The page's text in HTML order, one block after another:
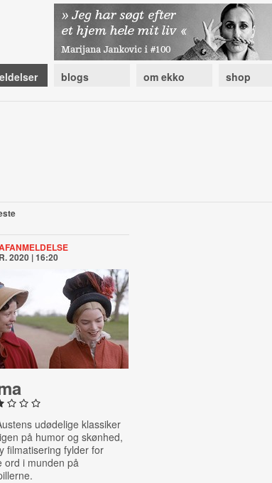
blogs om ekko shop
2020 | 16:20
udødelige klassiker
på humor og skønhed,
filmatisering fylder for
ord i munden på